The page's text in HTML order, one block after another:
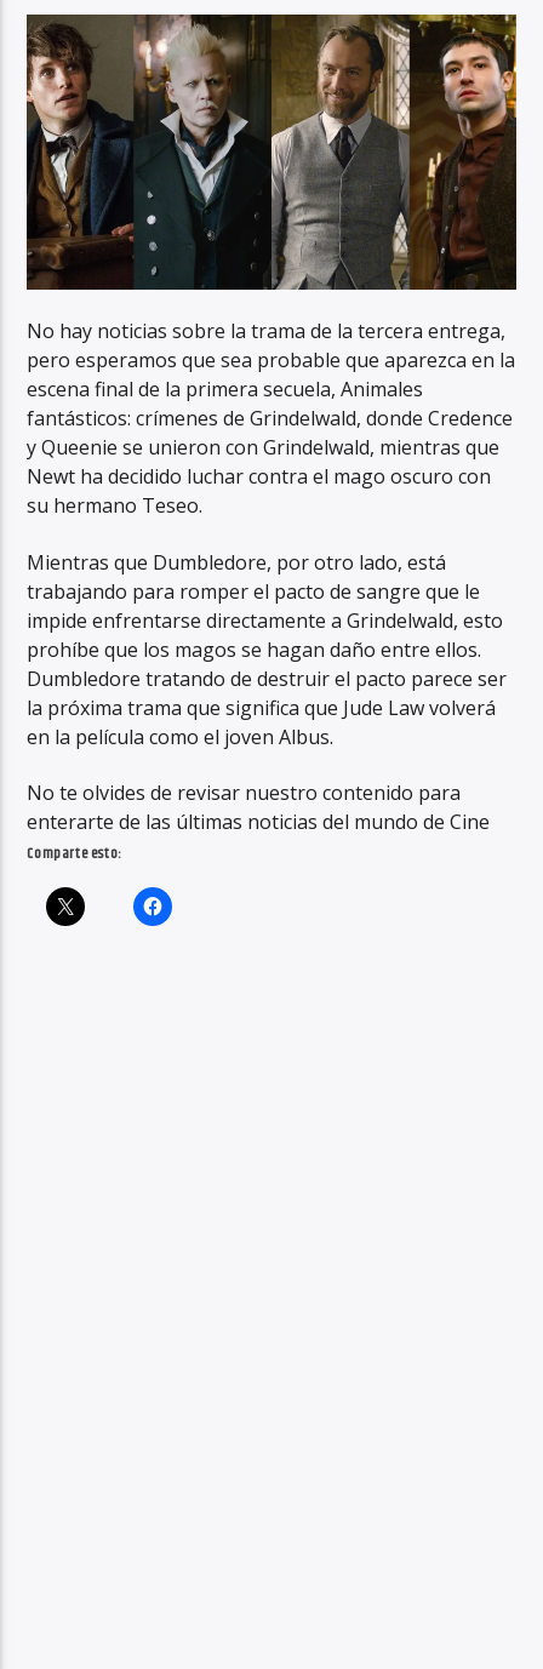
No hay noticias sobre la trama de la tercera entrega,
pero esperamos que sea probable que aparezca en la
escena final de la primera secuela, Animales
fantásticos: crímenes de Grindelwald, donde Credence
y Queenie se unieron con Grindelwald, mientras que
Newt ha decidido luchar contra el mago oscuro con
su hermano Teseo.
Mientras que Dumbledore, por otro lado, está
trabajando para romper el pacto de sangre que le
impide enfrentarse directamente a Grindelwald, esto
prohíbe que los magos se hagan daño entre ellos.
Dumbledore tratando de destruir el pacto parece ser
la próxima trama que significa que Jude Law volverá
en la película como el joven Albus.
No te olvides de revisar nuestro contenido para
enterarte de las últimas noticias del mundo de Cine
Comparte esto: